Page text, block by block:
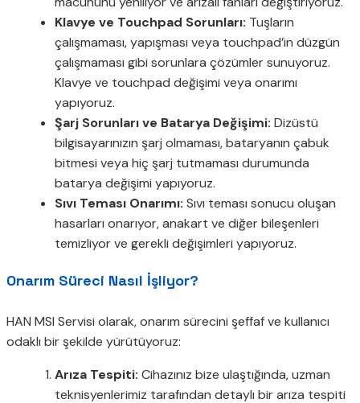
Klavye ve Touchpad Sorunları: Tuşların
çalışmaması, yapışması veya touchpad’in düzgün
çalışmaması gibi sorunlara çözümler sunuyoruz.
Klavye ve touchpad değişimi veya onarımı
yapıyoruz.
Şarj Sorunları ve Batarya Değişimi: Dizüstü
bilgisayarınızın şarj olmaması, bataryanın çabuk
bitmesi veya hiç şarj tutmaması durumunda
batarya değişimi yapıyoruz.
Sıvı Teması Onarımı: Sıvı teması sonucu oluşan
hasarları onarıyor, anakart ve diğer bileşenleri
temizliyor ve gerekli değişimleri yapıyoruz.
Onarım Süreci Nasıl İşliyor?
HAN MSI Servisi olarak, onarım sürecini şeffaf ve kullanıcı
odaklı bir şekilde yürütüyoruz:
Arıza Tespiti: Cihazınız bize ulaştığında, uzman
teknisyenlerimiz tarafından detaylı bir arıza tespiti